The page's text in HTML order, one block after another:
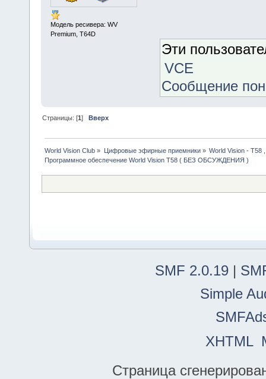
Модель ресивера: WV
Premium, Т64D
Эти
VCE
Сообщение
Страницы: [1]Вверх
World Vision Club » Цифровые эфирные приемники» World Vision - Т58
Программное обеспечение World Vision T58 ( БЕЗ ОБСУЖДЕНИЯ )
SMF 2.0.19 |
Simple
XHTML
Страница